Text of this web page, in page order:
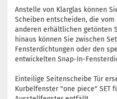
Anstelle von Klarglas können
Scheiben entscheiden, die
anderen erhältlichen getönten
hinaus können Sie zwischen
Fensterdichtungen oder den
entwickelten Snap-In-
Einteilige Seitenscheibe Tür
Kurbelfenster "one piece" SET